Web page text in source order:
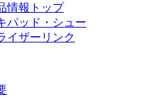
情報トップ
パッド・シュー
イザーリンク